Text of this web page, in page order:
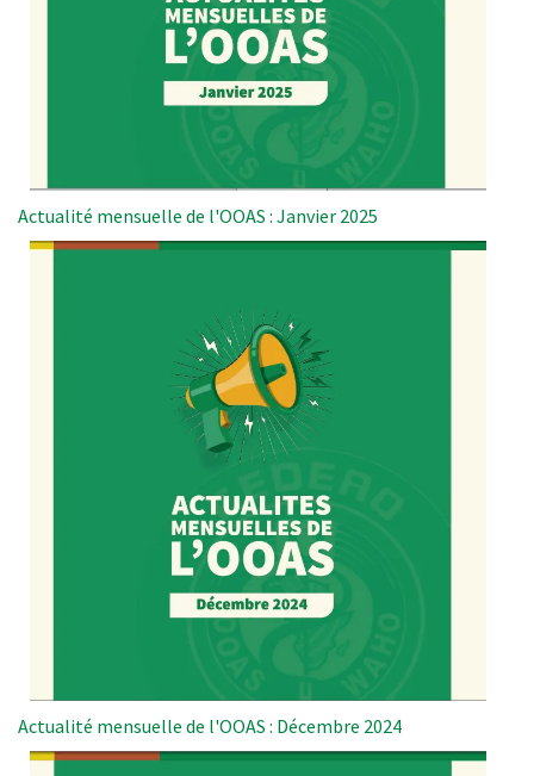
Actualité mensuelle de l'OOAS : Janvier 2025
Actualité mensuelle de l'OOAS : Décembre 2024